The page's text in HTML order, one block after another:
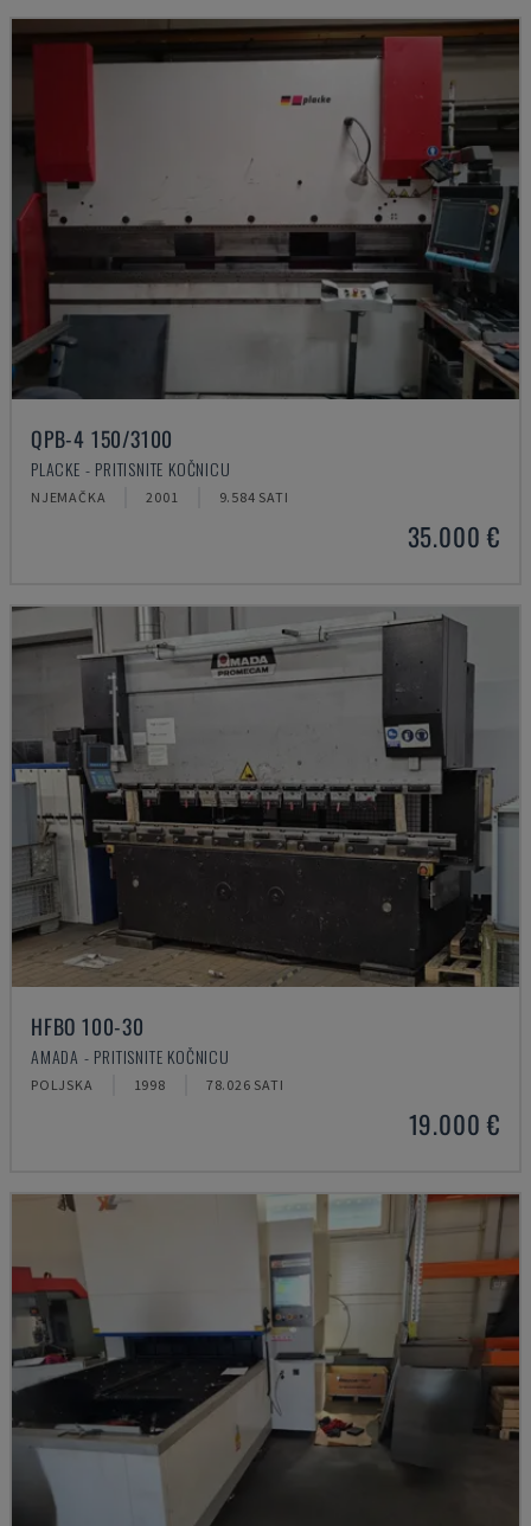
QPB-4 150/3100
PLACKE - PRITISNITE KOČNICU
NJEMAČKA 2001 9.584 SATI
35.000 €
HFBO 100-30
AMADA - PRITISNITE KOČNICU
POLJSKA 1998 78.026 SATI
19.000 €